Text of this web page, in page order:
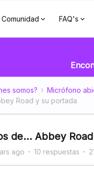
Comunidad FAQ's
somos? Micrófono
Road y su portada
de... Abbey
ago 10 respuestas